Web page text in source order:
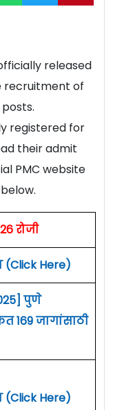
released
recruitment of
registered for
their admit
PMC website
रोजी
Here)
पुणे
169 जागांसाठी
Here)